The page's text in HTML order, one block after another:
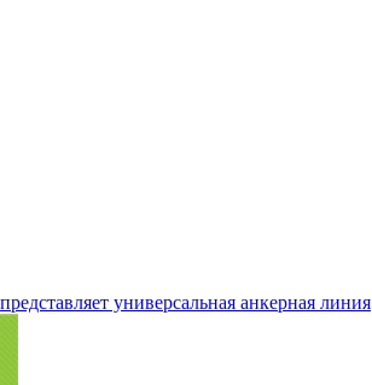
универсальная анкерная линия